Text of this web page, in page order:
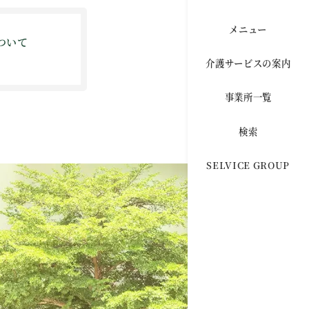
メニュー
介護サービスの案内
事業所一覧
検索
SELVICE GROUP
いて